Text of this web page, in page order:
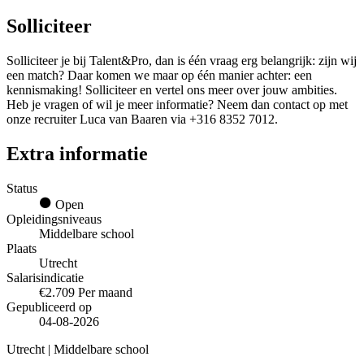
Solliciteer
Solliciteer je bij Talent&Pro, dan is één vraag erg belangrijk: zijn wij
een match? Daar komen we maar op één manier achter: een
kennismaking! Solliciteer en vertel ons meer over jouw ambities.
Heb je vragen of wil je meer informatie? Neem dan contact op met
onze recruiter Luca van Baaren via +316 8352 7012.
Extra informatie
Status
Open
Opleidingsniveaus
Middelbare school
Plaats
Utrecht
Salarisindicatie
€2.709 Per maand
Gepubliceerd op
04-08-2026
Utrecht | Middelbare school